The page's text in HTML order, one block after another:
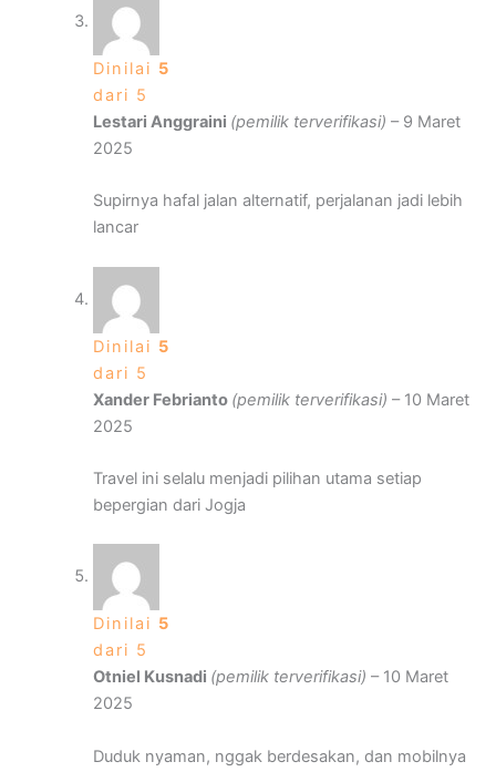
Dinilai 5
dari 5
Lestari Anggraini (pemilik terverifikasi) – 9 Maret
2025
Supirnya hafal jalan alternatif, perjalanan jadi lebih
lancar
Dinilai 5
dari 5
Xander Febrianto (pemilik terverifikasi) – 10 Maret
2025
Travel ini selalu menjadi pilihan utama setiap
bepergian dari Jogja
Dinilai 5
dari 5
Otniel Kusnadi (pemilik terverifikasi) – 10 Maret
2025
Duduk nyaman, nggak berdesakan, dan mobilnya